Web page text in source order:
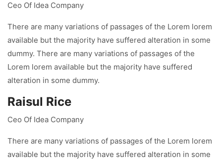
Ceo Of Idea Company
There are many variations of passages of the Lorem lorem
available but the majority have suffered alteration in some
dummy. There are many variations of passages of the
Lorem lorem available but the majority have suffered
alteration in some dummy.
Raisul Rice
Ceo Of Idea Company
There are many variations of passages of the Lorem lorem
available but the majority have suffered alteration in some